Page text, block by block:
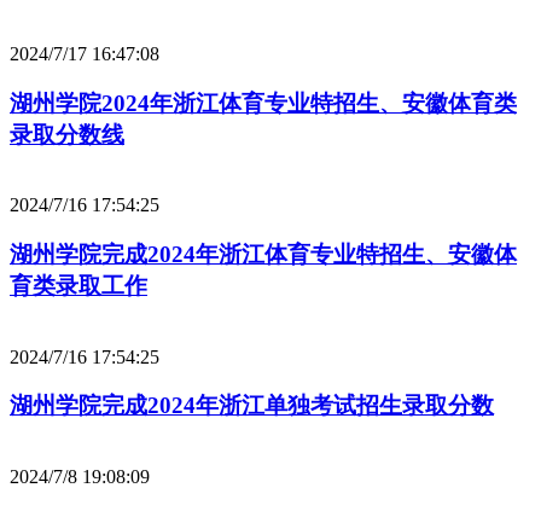
2024/7/17 16:47:08
湖州学院2024年浙江体育专业特招生、安徽体育类
录取分数线
2024/7/16 17:54:25
湖州学院完成2024年浙江体育专业特招生、安徽体
育类录取工作
2024/7/16 17:54:25
湖州学院完成2024年浙江单独考试招生录取分数
2024/7/8 19:08:09